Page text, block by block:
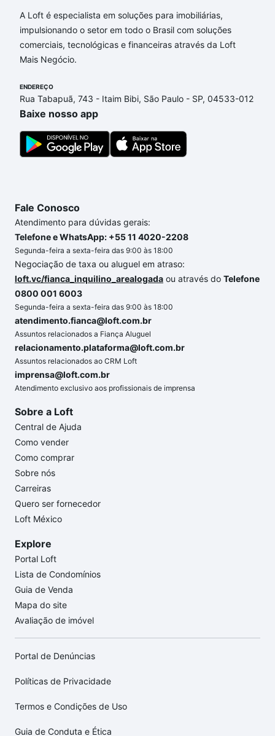
A Loft é especialista em soluções para imobiliárias,
impulsionando o setor em todo o Brasil com soluções
comerciais, tecnológicas e financeiras através da Loft
Mais Negócio.
ENDEREÇO
Rua Tabapuã, 743 - Itaim Bibi, São Paulo - SP, 04533-012
Baixe nosso app
Fale Conosco
Atendimento para dúvidas gerais:
Telefone e WhatsApp: +55 11 4020-2208
Segunda-feira a sexta-feira das 9:00 às 18:00
Negociação de taxa ou aluguel em atraso:
loft.vc/fianca_inquilino_arealogada ou através do Telefone
0800 001 6003
Segunda-feira a sexta-feira das 9:00 às 18:00
atendimento.fianca@loft.com.br
Assuntos relacionados a Fiança Aluguel
relacionamento.plataforma@loft.com.br
Assuntos relacionados ao CRM Loft
imprensa@loft.com.br
Atendimento exclusivo aos profissionais de imprensa
Sobre a Loft
Central de Ajuda
Como vender
Como comprar
Sobre nós
Carreiras
Quero ser fornecedor
Loft México
Explore
Portal Loft
Lista de Condomínios
Guia de Venda
Mapa do site
Avaliação de imóvel
Portal de Denúncias
Políticas de Privacidade
Termos e Condições de Uso
Guia de Conduta e Ética